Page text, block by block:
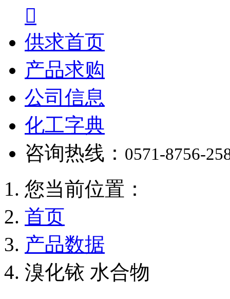

供求首页
产品求购
公司信息
化工字典
咨询热线： 0571-8756-
您当前位置：
首页
产品数据
溴化铱 水合物